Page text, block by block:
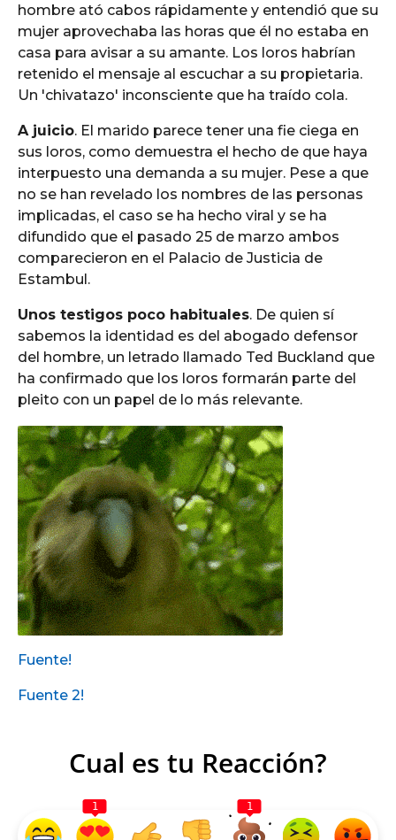
hombre ató cabos rápidamente y entendió que su
mujer aprovechaba las horas que él no estaba en
casa para avisar a su amante. Los loros habrían
retenido el mensaje al escuchar a su propietaria.
Un 'chivatazo' inconsciente que ha traído cola.
A juicio. El marido parece tener una fie ciega en
sus loros, como demuestra el hecho de que haya
interpuesto una demanda a su mujer. Pese a que
no se han revelado los nombres de las personas
implicadas, el caso se ha hecho viral y se ha
difundido que el pasado 25 de marzo ambos
comparecieron en el Palacio de Justicia de
Estambul.
Unos testigos poco habituales. De quien sí
sabemos la identidad es del abogado defensor
del hombre, un letrado llamado Ted Buckland que
ha confirmado que los loros formarán parte del
pleito con un papel de lo más relevante.
Fuente!
Fuente 2!
Cual es tu Reacción?
1 1